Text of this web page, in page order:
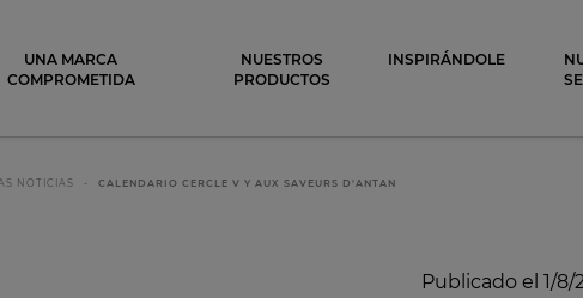
le meilleur du chocolat
UNA MARCA
COMPROMETIDA
NUESTROS
PRODUCTOS
INSPIRÁNDOLE
NOTICIAS CALENDARIO CERCLE V Y AUX SAVEURS D'ANTAN
Publicado el 1/8/